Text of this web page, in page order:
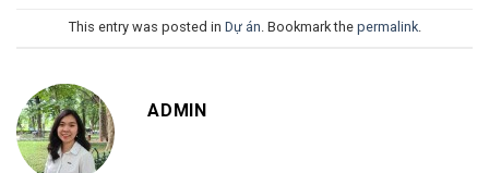
This entry was posted in Dự án . Bookmark the permalink.
ADMIN